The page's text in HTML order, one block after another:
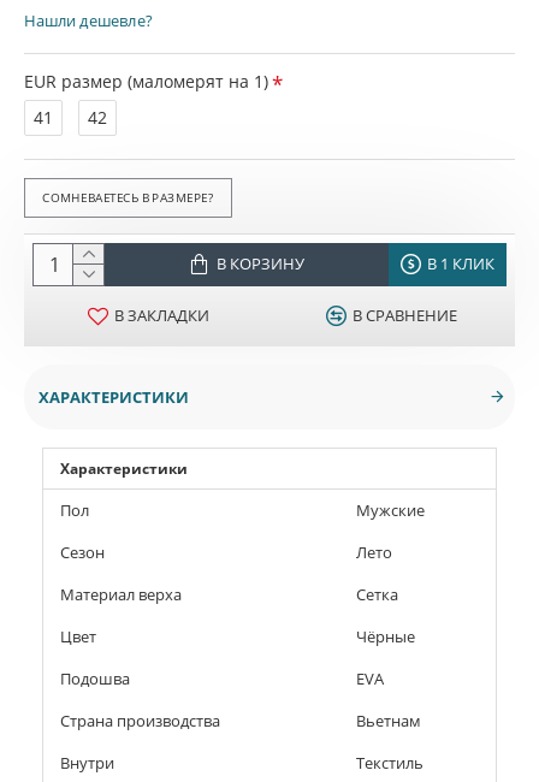
EUR размер (маломерят на 1)
41
42
В КОРЗИНУ В 1 КЛИК
В ЗАКЛАДКИ В СРАВНЕНИЕ
Нашли дешевле?
ХАРАКТЕРИСТИКИ
Характеристики
Пол
Мужские
Сезон
Лето
Материал верха
Сетка
Цвет
Чёрные
Подошва
EVA
Страна производства
Вьетнам
Внутри
Текстиль
СОМНЕВАЕТЕСЬ В РАЗМЕРЕ?